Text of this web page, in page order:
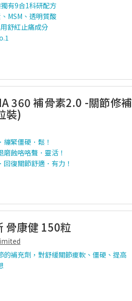
有9合1科研配方
MSM、透明質酸
舒紅止痛成分
360 補骨素2.0 -關節修補
裝)
緊僵硬．鬆！
蝕咯咯聲．靈活！
復關節舒適．有力！
骨康健 150粒
的補充劑，對舒緩關節痠軟、僵硬、提高